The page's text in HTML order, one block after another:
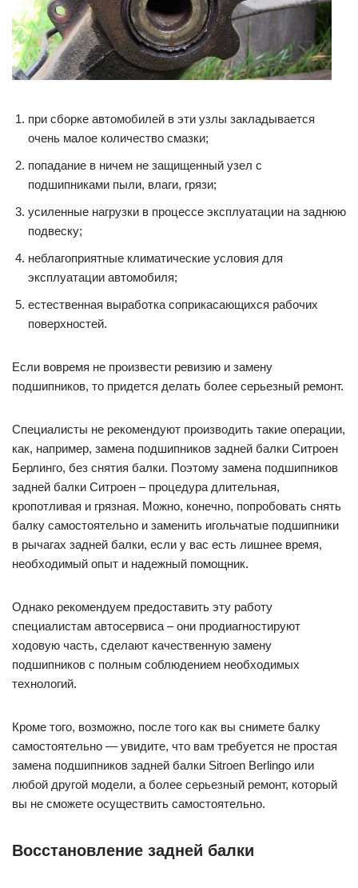
при сборке автомобилей в эти узлы закладывается
очень малое количество смазки;
попадание в ничем не защищенный узел с
подшипниками пыли, влаги, грязи;
усиленные нагрузки в процессе эксплуатации на заднюю
подвеску;
неблагоприятные климатические условия для
эксплуатации автомобиля;
естественная выработка соприкасающихся рабочих
поверхностей.
Если вовремя не произвести ревизию и замену
подшипников, то придется делать более серьезный ремонт.
Специалисты не рекомендуют производить такие операции,
как, например, замена подшипников задней балки Ситроен
Берлинго, без снятия балки. Поэтому замена подшипников
задней балки Ситроен – процедура длительная,
кропотливая и грязная. Можно, конечно, попробовать снять
балку самостоятельно и заменить игольчатые подшипники
в рычагах задней балки, если у вас есть лишнее время,
необходимый опыт и надежный помощник.
Однако рекомендуем предоставить эту работу
специалистам автосервиса – они продиагностируют
ходовую часть, сделают качественную замену
подшипников с полным соблюдением необходимых
технологий.
Кроме того, возможно, после того как вы снимете балку
самостоятельно — увидите, что вам требуется не простая
замена подшипников задней балки Sitroen Berlingo или
любой другой модели, а более серьезный ремонт, который
вы не сможете осуществить самостоятельно.
Восстановление задней балки